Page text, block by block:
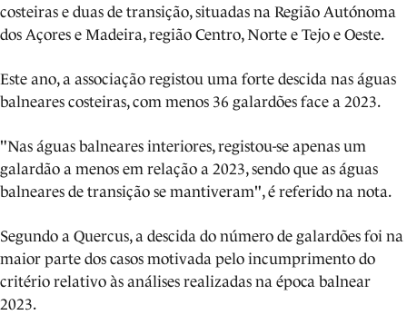
costeiras e duas de transição, situadas na Região Autónoma
dos Açores e Madeira, região Centro, Norte e Tejo e Oeste.
Este ano, a associação registou uma forte descida nas águas
balneares costeiras, com menos 36 galardões face a 2023.
"Nas águas balneares interiores, registou-se apenas um
galardão a menos em relação a 2023, sendo que as águas
balneares de transição se mantiveram", é referido na nota.
Segundo a Quercus, a descida do número de galardões foi na
maior parte dos casos motivada pelo incumprimento do
critério relativo às análises realizadas na época balnear
2023.